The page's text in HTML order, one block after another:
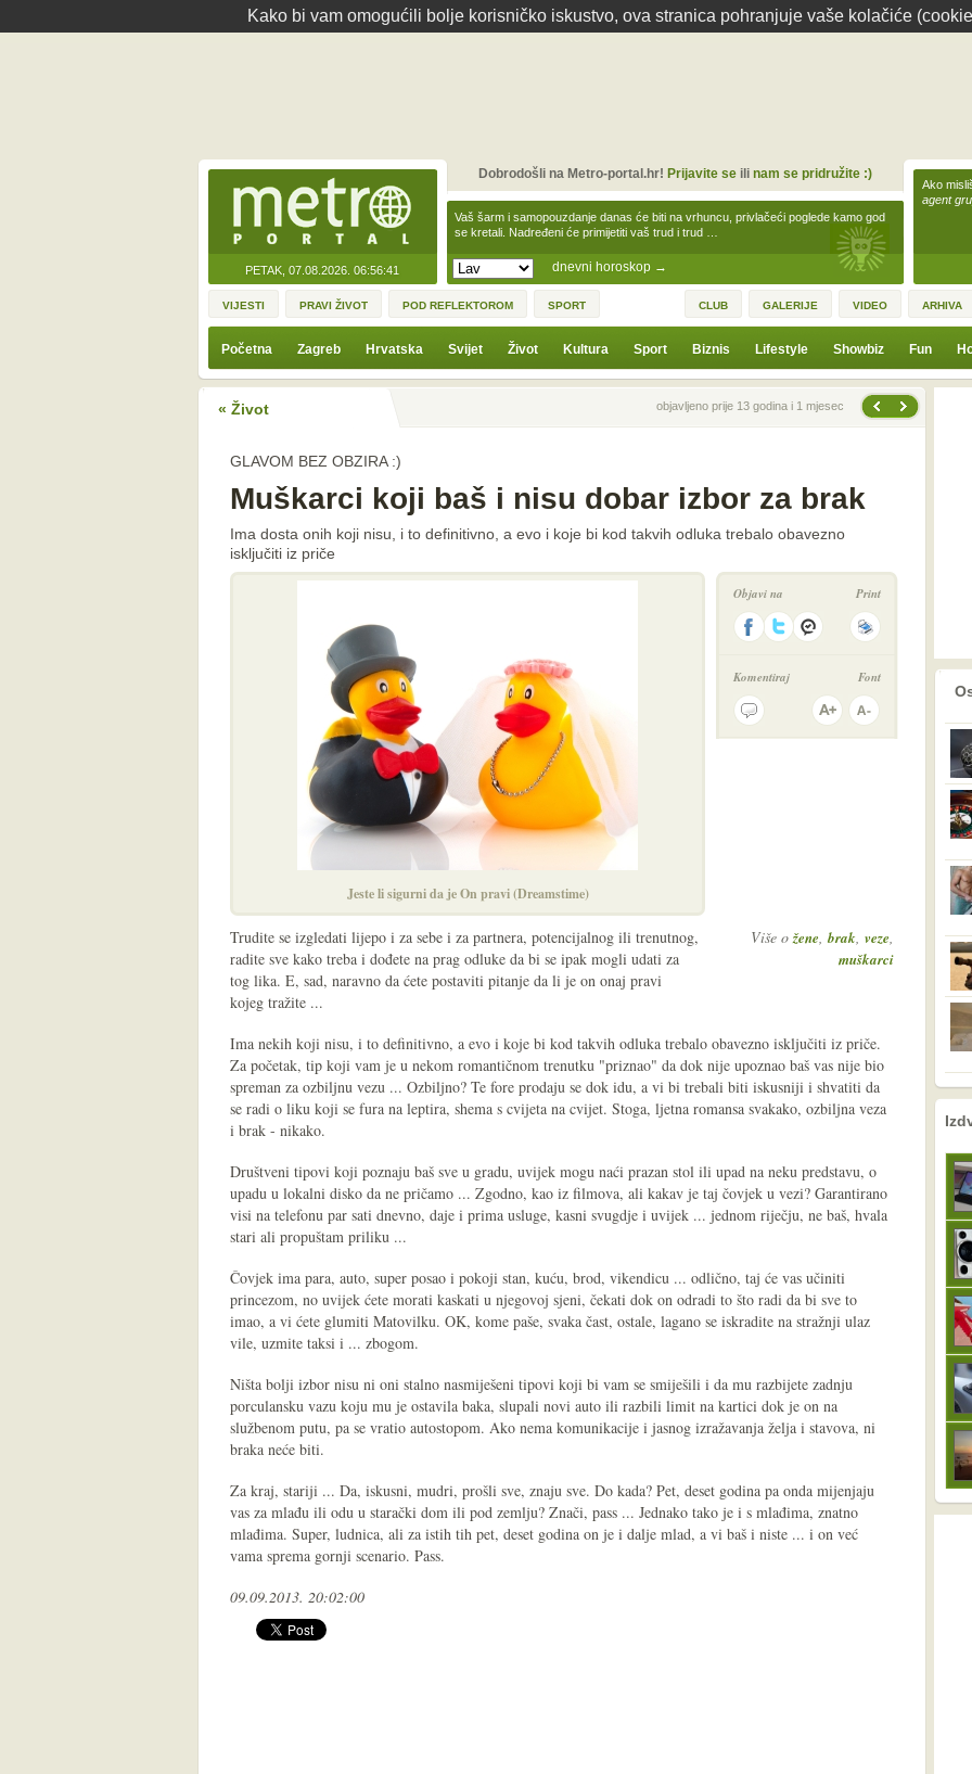
Kako bi vam omogućili bolje korisničko iskustvo, ova stranica pohranjuje vaše kolačiće
PETAK, 07.08.2026. 06:56:41 dnevni horoskop →
Vaš šarm i samopouzdanje danas će biti na vrhuncu, privlačeći poglede kamo god
se kretali. Nadređeni će primijetiti vaš trud i trud …
Dobrodošli na Metro-portal.hr! Prijavite seili nam se pridružite :)
Ako
agent
VIJESTI PRAVI ŽIVOT POD REFLEKTOROM SPORT CLUB GALERIJE VIDEO ARHIVA
Početna Zagreb Hrvatska Svijet Život Kultura Sport Biznis Lifestyle Showbiz Fun
« Život Prethodna vijestobjavljeno prije 13 godina i 1 mjesec
GLAVOM BEZ OBZIRA :)
Muškarci koji baš i nisu dobar izbor za brak
Ima dosta onih koji nisu, i to definitivno, a evo i koje bi kod takvih odluka trebalo obavezno
isključiti iz priče
Jeste li sigurni da je On pravi (Dreamstime)
Objavi na Print
Komentiraj Font
Više ožene, brak, veze,
muškarci
Trudite se izgledati lijepo i za sebe i za partnera, potencijalnog ili trenutnog,
radite sve kako treba i dođete na prag odluke da bi se ipak mogli udati za
tog lika. E, sad, naravno da ćete postaviti pitanje da li je on onaj pravi
kojeg tražite ...
Ima nekih koji nisu, i to definitivno, a evo i koje bi kod takvih odluka trebalo obavezno isključiti iz priče.
Za početak, tip koji vam je u nekom romantičnom trenutku "priznao" da dok nije upoznao baš vas nije bio
spreman za ozbiljnu vezu ... Ozbiljno? Te fore prodaju se dok idu, a vi bi trebali biti iskusniji i shvatiti da
se radi o liku koji se fura na leptira, shema s cvijeta na cvijet. Stoga, ljetna romansa svakako, ozbiljna veza
i brak - nikako.
Društveni tipovi koji poznaju baš sve u gradu, uvijek mogu naći prazan stol ili upad na neku predstavu, o
upadu u lokalni disko da ne pričamo ... Zgodno, kao iz filmova, ali kakav je taj čovjek u vezi? Garantirano
visi na telefonu par sati dnevno, daje i prima usluge, kasni svugdje i uvijek ... jednom riječju, ne baš, hvala
stari ali propuštam priliku ...
Čovjek ima para, auto, super posao i pokoji stan, kuću, brod, vikendicu ... odlično, taj će vas učiniti
princezom, no uvijek ćete morati kaskati u njegovoj sjeni, čekati dok on odradi to što radi da bi sve to
imao, a vi ćete glumiti Matovilku. OK, kome paše, svaka čast, ostale, lagano se iskradite na stražnji ulaz
vile, uzmite taksi i ... zbogom.
Ništa bolji izbor nisu ni oni stalno nasmiješeni tipovi koji bi vam se smiješili i da mu razbijete zadnju
porculansku vazu koju mu je ostavila baka, slupali novi auto ili razbili limit na kartici dok je on na
službenom putu, pa se vratio autostopom. Ako nema komunikacije i jasnog izražavanja želja i stavova, ni
braka neće biti.
Za kraj, stariji ... Da, iskusni, mudri, prošli sve, znaju sve. Do kada? Pet, deset godina pa onda mijenjaju
vas za mlađu ili odu u starački dom ili pod zemlju? Znači, pass ... Jednako tako je i s mlađima, znatno
mlađima. Super, ludnica, ali za istih tih pet, deset godina on je i dalje mlad, a vi baš i niste ... i on već
vama sprema gornji scenario. Pass.
09.09.2013. 20:02:00
prethodno
nema prethodne
sljedeće